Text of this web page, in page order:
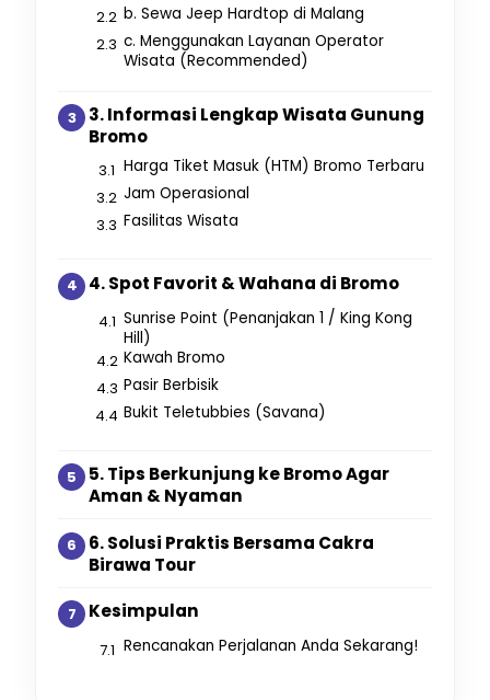
b. Sewa Jeep Hardtop di Malang
c. Menggunakan Layanan Operator
Wisata (Recommended)
3. Informasi Lengkap Wisata Gunung
Bromo
Harga Tiket Masuk (HTM) Bromo Terbaru
Jam Operasional
Fasilitas Wisata
4. Spot Favorit & Wahana di Bromo
Sunrise Point (Penanjakan 1 / King Kong
Hill)
Kawah Bromo
Pasir Berbisik
Bukit Teletubbies (Savana)
5. Tips Berkunjung ke Bromo Agar
Aman & Nyaman
6. Solusi Praktis Bersama Cakra
Birawa Tour
Kesimpulan
Rencanakan Perjalanan Anda Sekarang!